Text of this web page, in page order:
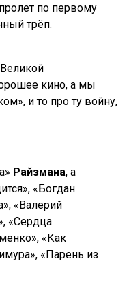
по первому
трёп.
кино, а мы
и то про ту войну,
Райзмана, а
«Богдан
«Валерий
«Сердца
«Как
«Парень из